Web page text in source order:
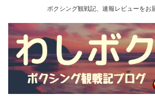
ボクシング観戦記、速報レビューをお